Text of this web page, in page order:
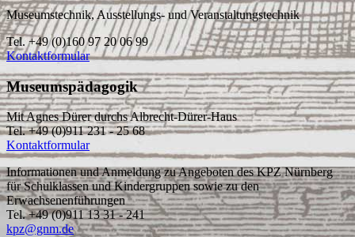
Museumstechnik, Ausstellungs- und Veranstaltungstechnik
Tel. +49 (0)160 97 20 06 99
Kontaktformular
Museumspädagogik
Mit Agnes Dürer durchs Albrecht-Dürer-Haus
Tel. +49 (0)911 231 - 25 68
Kontaktformular
Informationen und Anmeldung zu Angeboten des KPZ Nürnberg
für Schulklassen und Kindergruppen sowie zu den
Erwachsenenführungen
Tel. +49 (0)911 13 31 - 241
kpz@gnm.de